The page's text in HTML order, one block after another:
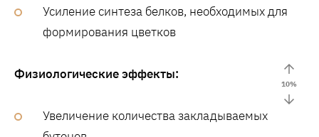
Усиление синтеза белков, необходимых для
формирования цветков
Физиологические эффекты:
Увеличение количества закладываемых
10%